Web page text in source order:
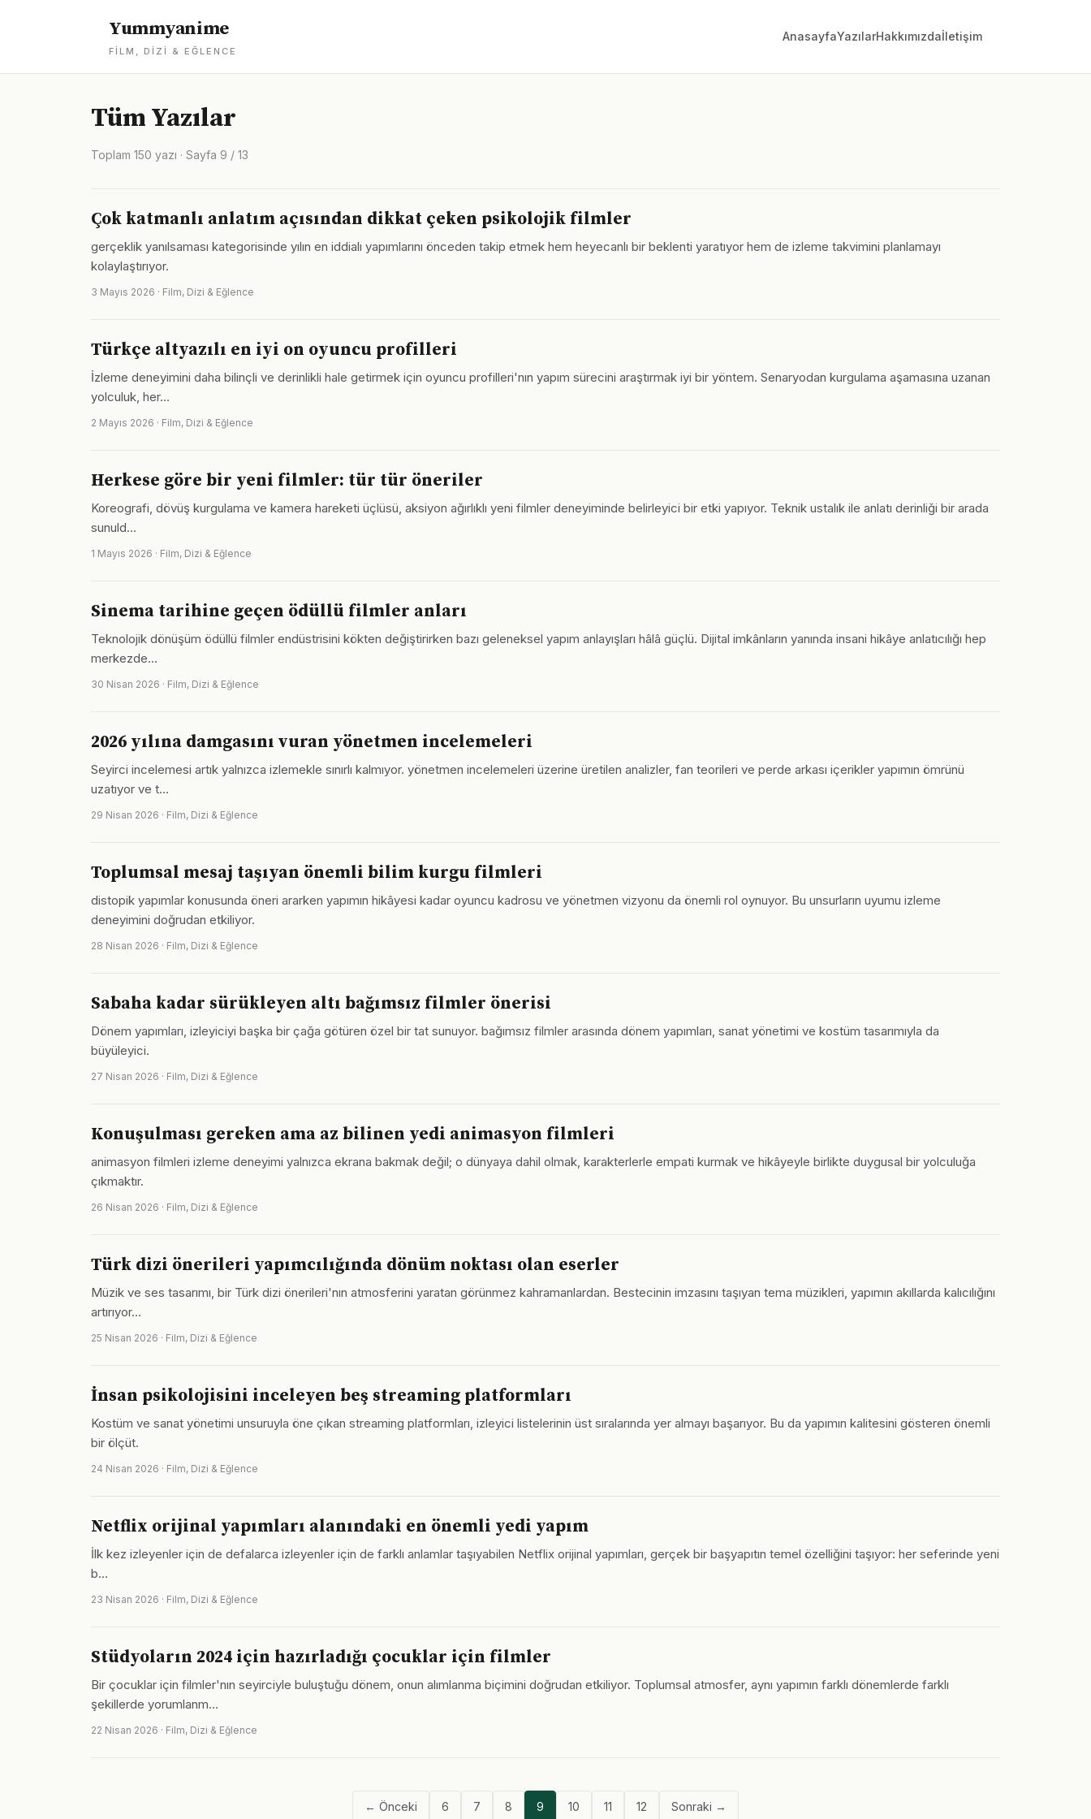
Yummyanime
FILM, DIZI & EĞLENCE
AnasayfaYazılarHakkımızdaİletişim
Tüm Yazılar
Toplam 150 yazı · Sayfa 9 / 13
Çok katmanlı anlatım açısından dikkat çeken psikolojik filmler
gerçeklik yanılsaması kategorisinde yılın en iddialı yapımlarını önceden takip etmek hem heyecanlı bir beklenti yaratıyor hem de izleme takvimini planlamayı
kolaylaştırıyor.
3 Mayıs 2026 · Film, Dizi & Eğlence
Türkçe altyazılı en iyi on oyuncu profilleri
İzleme deneyimini daha bilinçli ve derinlikli hale getirmek için oyuncu profilleri'nın yapım sürecini araştırmak iyi bir yöntem. Senaryodan kurgulama aşamasına uzanan
yolculuk, her…
2 Mayıs 2026 · Film, Dizi & Eğlence
Herkese göre bir yeni filmler: tür tür öneriler
Koreografi, dövüş kurgulama ve kamera hareketi üçlüsü, aksiyon ağırlıklı yeni filmler deneyiminde belirleyici bir etki yapıyor. Teknik ustalık ile anlatı derinliği bir arada
sunuld…
1 Mayıs 2026 · Film, Dizi & Eğlence
Sinema tarihine geçen ödüllü filmler anları
Teknolojik dönüşüm ödüllü filmler endüstrisini kökten değiştirirken bazı geleneksel yapım anlayışları hâlâ güçlü. Dijital imkânların yanında insani hikâye anlatıcılığı hep
merkezde…
30 Nisan 2026 · Film, Dizi & Eğlence
2026 yılına damgasını vuran yönetmen incelemeleri
Seyirci incelemesi artık yalnızca izlemekle sınırlı kalmıyor. yönetmen incelemeleri üzerine üretilen analizler, fan teorileri ve perde arkası içerikler yapımın ömrünü
uzatıyor ve t…
29 Nisan 2026 · Film, Dizi & Eğlence
Toplumsal mesaj taşıyan önemli bilim kurgu filmleri
distopik yapımlar konusunda öneri ararken yapımın hikâyesi kadar oyuncu kadrosu ve yönetmen vizyonu da önemli rol oynuyor. Bu unsurların uyumu izleme
deneyimini doğrudan etkiliyor.
28 Nisan 2026 · Film, Dizi & Eğlence
Sabaha kadar sürükleyen altı bağımsız filmler önerisi
Dönem yapımları, izleyiciyi başka bir çağa götüren özel bir tat sunuyor. bağımsız filmler arasında dönem yapımları, sanat yönetimi ve kostüm tasarımıyla da
büyüleyici.
27 Nisan 2026 · Film, Dizi & Eğlence
Konuşulması gereken ama az bilinen yedi animasyon filmleri
animasyon filmleri izleme deneyimi yalnızca ekrana bakmak değil; o dünyaya dahil olmak, karakterlerle empati kurmak ve hikâyeyle birlikte duygusal bir yolculuğa
çıkmaktır.
26 Nisan 2026 · Film, Dizi & Eğlence
Türk dizi önerileri yapımcılığında dönüm noktası olan eserler
Müzik ve ses tasarımı, bir Türk dizi önerileri'nın atmosferini yaratan görünmez kahramanlardan. Bestecinin imzasını taşıyan tema müzikleri, yapımın akıllarda kalıcılığını
artırıyor…
25 Nisan 2026 · Film, Dizi & Eğlence
İnsan psikolojisini inceleyen beş streaming platformları
Kostüm ve sanat yönetimi unsuruyla öne çıkan streaming platformları, izleyici listelerinin üst sıralarında yer almayı başarıyor. Bu da yapımın kalitesini gösteren önemli
bir ölçüt.
24 Nisan 2026 · Film, Dizi & Eğlence
Netflix orijinal yapımları alanındaki en önemli yedi yapım
İlk kez izleyenler için de defalarca izleyenler için de farklı anlamlar taşıyabilen Netflix orijinal yapımları, gerçek bir başyapıtın temel özelliğini taşıyor: her seferinde yeni
b…
23 Nisan 2026 · Film, Dizi & Eğlence
Stüdyoların 2024 için hazırladığı çocuklar için filmler
Bir çocuklar için filmler'nın seyirciyle buluştuğu dönem, onun alımlanma biçimini doğrudan etkiliyor. Toplumsal atmosfer, aynı yapımın farklı dönemlerde farklı
şekillerde yorumlanm…
22 Nisan 2026 · Film, Dizi & Eğlence
← Önceki 6 7 8 9 10 11 12 Sonraki →